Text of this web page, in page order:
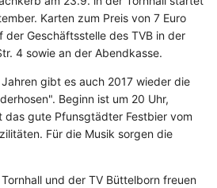
Karten zum Preis von 7 Euro
der Geschäftsstelle des TVB in der
4 sowie an der Abendkasse.
gibt es auch 2017 wieder die
Beginn ist um 20 Uhr,
das gute Pfunsgtädter Festbier vom
Für die Musik sorgen die
und der TV Büttelborn freuen